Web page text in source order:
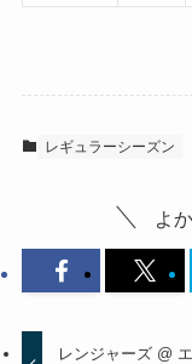
レギュラーシーズン
よ
レンジャーズ @